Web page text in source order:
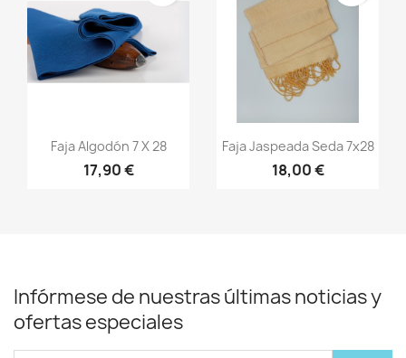
 Vista rápida
+20
Faja Algodón 7 X 28
17,90 €
Vista rápida
+13
Faja Jaspeada Seda 7x28
18,00 €
Infórmese de nuestras últimas noticias y
ofertas especiales